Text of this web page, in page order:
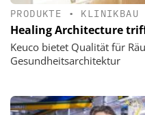
PRODUKTE • KLINIKBAU
Healing Architecture
Keuco bietet Qualität für
Gesundheitsarchitektur